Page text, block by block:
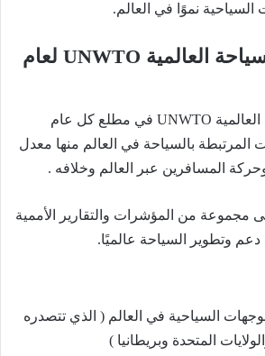
السياحية نموًا في العالم.
تقرير منظمة السياحة العالمية UNWTO لعام
تصدر منظمة السياحة العالمية UNWTO في مطلع كل عام
بالسياحة في العالم منها معدل
المسافرين عبر العالم وخلافه .
مجموعة من المؤشرات والتقارير الأممية
دعم وتطوير السياحة عالميًا.
السياحية في العالم ( الذي تتصدره
المتحدة وبريطانيا )